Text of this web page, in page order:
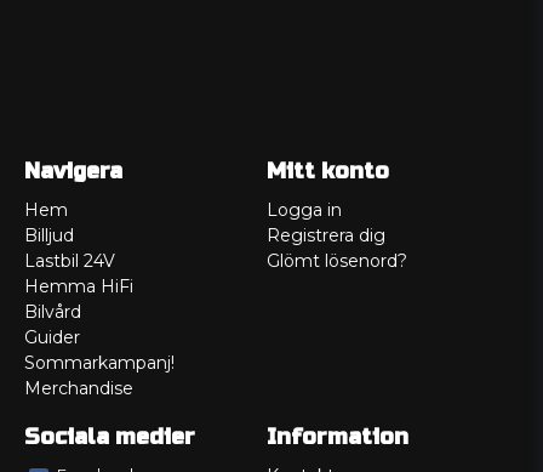
Navigera
Hem
Billjud
Lastbil 24V
Hemma HiFi
Bilvård
Guider
Sommarkampanj!
Merchandise
Mitt konto
Logga in
Registrera dig
Glömt lösenord?
Sociala medier Information